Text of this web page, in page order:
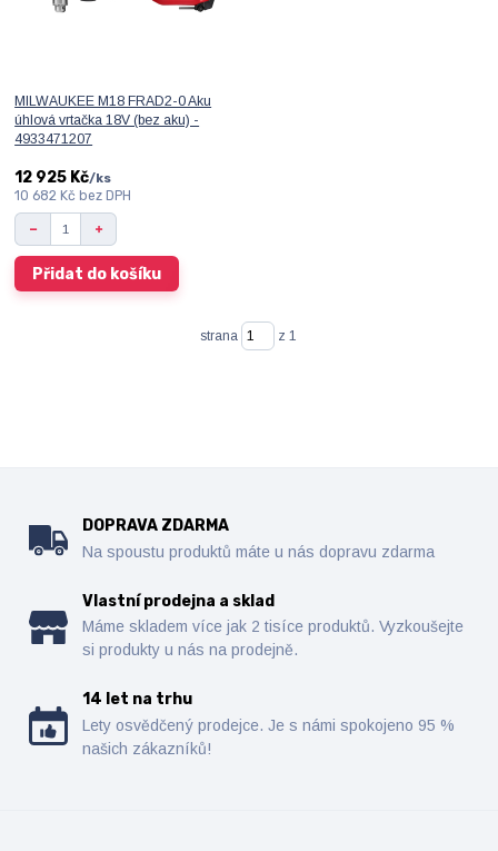
MILWAUKEE M18 FRAD2-0 Aku
úhlová vrtačka 18V (bez aku) -
4933471207
12 925 Kč/ks
10 682 Kč bez DPH
Přidat do košíku
strana z 1
DOPRAVA ZDARMA
Na spoustu produktů máte u nás dopravu zdarma
Vlastní prodejna a sklad
Máme skladem více jak 2 tisíce produktů. Vyzkoušejte
si produkty u nás na prodejně.
14 let na trhu
Lety osvědčený prodejce. Je s námi spokojeno 95 %
našich zákazníků!